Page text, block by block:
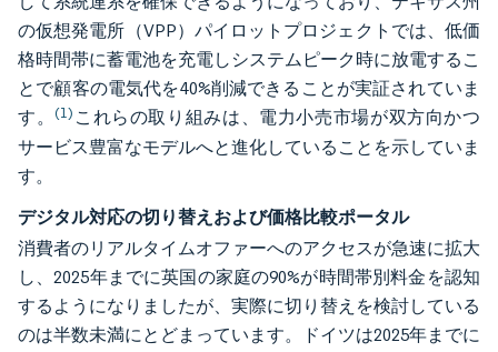
の仮想発電所（VPP）パイロットプロジェクトでは、低価
格時間帯に蓄電池を充電しシステムピーク時に放電するこ
とで顧客の電気代を40%削減できることが実証されていま
す。
(1) これらの取り組みは、電力小売市場が双方向かつ
サービス豊富なモデルへと進化していることを示していま
す。
デジタル対応の切り替えおよび価格比較ポータル
消費者のリアルタイムオファーへのアクセスが急速に拡大
し、2025年までに英国の家庭の90%が時間帯別料金を認知
するようになりましたが、実際に切り替えを検討している
のは半数未満にとどまっています。ドイツは2025年までに